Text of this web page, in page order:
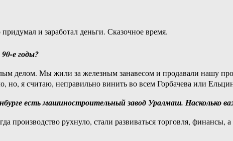
и заработал деньги. Сказочное время.
е годы?
делом. Мы жили за железным занавесом и продавали нашу
я считаю, неправильно винить во всем Горбачева или
есть машиностроительный завод Уралмаш. Насколько
рухнуло, стали развиваться торговля, финансы,